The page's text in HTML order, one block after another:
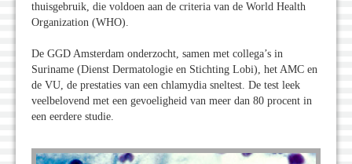
thuisgebruik, die voldoen aan de criteria van de World Health
Organization (WHO).
De GGD Amsterdam onderzocht, samen met collega’s in
Suriname (Dienst Dermatologie en Stichting Lobi), het AMC en
de VU, de prestaties van een chlamydia sneltest. De test leek
veelbelovend met een gevoeligheid van meer dan 80 procent in
een eerdere studie.